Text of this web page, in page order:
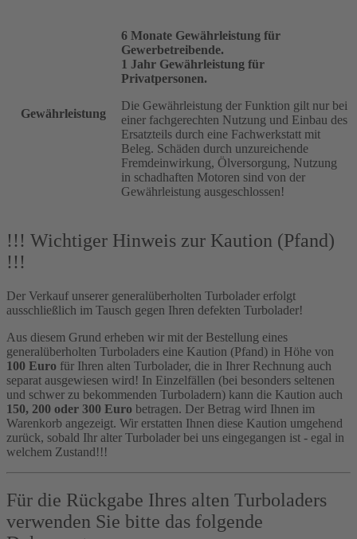
Gewährleistung
6 Monate Gewährleistung für
Gewerbetreibende.
1 Jahr Gewährleistung für
Privatpersonen.
Die Gewährleistung der Funktion gilt nur bei
einer fachgerechten Nutzung und Einbau des
Ersatzteils durch eine Fachwerkstatt mit
Beleg. Schäden durch unzureichende
Fremdeinwirkung, Ölversorgung, Nutzung
in schadhaften Motoren sind von der
Gewährleistung ausgeschlossen!
!!! Wichtiger Hinweis zur Kaution (Pfand)
!!!
Der Verkauf unserer generalüberholten Turbolader erfolgt
ausschließlich im Tausch gegen Ihren defekten Turbolader!
Aus diesem Grund erheben wir mit der Bestellung eines
generalüberholten Turboladers eine Kaution (Pfand) in Höhe von
100 Euro für Ihren alten Turbolader, die in Ihrer Rechnung auch
separat ausgewiesen wird! In Einzelfällen (bei besonders seltenen
und schwer zu bekommenden Turboladern) kann die Kaution auch
150, 200 oder 300 Euro betragen. Der Betrag wird Ihnen im
Warenkorb angezeigt. Wir erstatten Ihnen diese Kaution umgehend
zurück, sobald Ihr alter Turbolader bei uns eingegangen ist - egal in
welchem Zustand!!!
Für die Rückgabe Ihres alten Turboladers
verwenden Sie bitte das folgende